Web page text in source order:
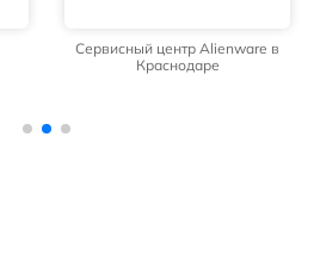
Сервисный центр Alienware в
Краснодаре